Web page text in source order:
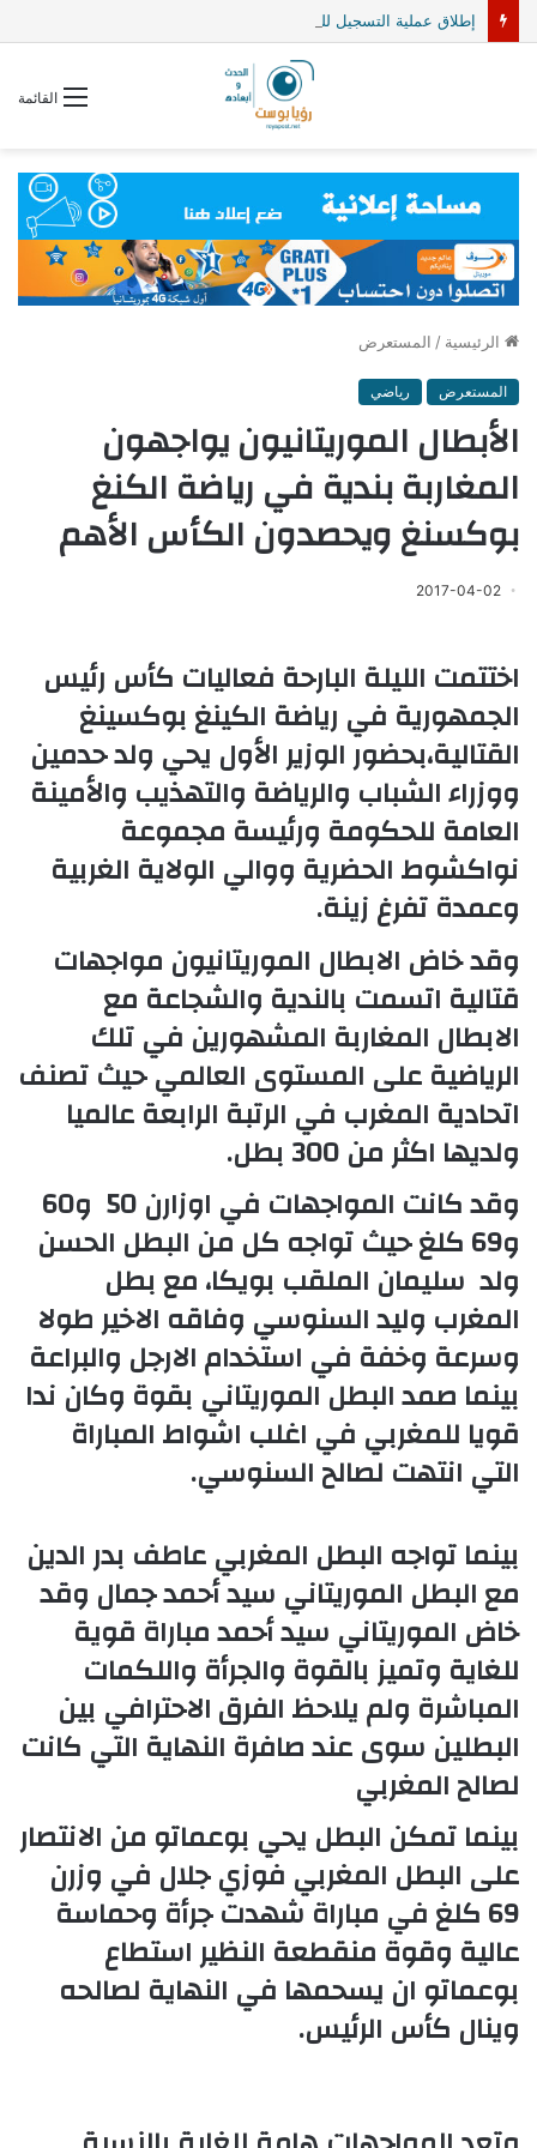
إطلاق عملية التسجيل للحج موسم 1448هـ/ 2027م
القائمة
الرئيسية / المستعرض
المستعرض رياضي
الأبطال الموريتانيون يواجهون
المغاربة بندية في رياضة الكنغ
بوكسنغ ويحصدون الكأس الأهم
2017-04-02
اختتمت الليلة البارحة فعاليات كأس رئيس
الجمهورية في رياضة الكينغ بوكسينغ
القتالية،بحضور الوزير الأول يحي ولد حدمين
ووزراء الشباب والرياضة والتهذيب والأمينة
العامة للحكومة ورئيسة مجموعة
نواكشوط الحضرية ووالي الولاية الغربية
وعمدة تفرغ زينة.
وقد خاض الابطال الموريتانيون مواجهات
قتالية اتسمت بالندية والشجاعة مع
الابطال المغاربة المشهورين في تلك
الرياضية على المستوى العالمي حيث تصنف
اتحادية المغرب في الرتبة الرابعة عالميا
ولديها اكثر من 300 بطل.
وقد كانت المواجهات في اوزارن 50 و60
و69 كلغ حيث تواجه كل من البطل الحسن
ولد سليمان الملقب بويكا، مع بطل
المغرب وليد السنوسي وفاقه الاخير طولا
وسرعة وخفة في استخدام الارجل والبراعة
بينما صمد البطل الموريتاني بقوة وكان ندا
قويا للمغربي في اغلب اشواط المباراة
التي انتهت لصالح السنوسي.
بينما تواجه البطل المغربي عاطف بدر الدين
مع البطل الموريتاني سيد أحمد جمال وقد
خاض الموريتاني سيد أحمد مباراة قوية
للغاية وتميز بالقوة والجرأة واللكمات
المباشرة ولم يلاحظ الفرق الاحترافي بين
البطلين سوى عند صافرة النهاية التي كانت
لصالح المغربي
بينما تمكن البطل يحي بوعماتو من الانتصار
على البطل المغربي فوزي جلال في وزرن
69 كلغ في مباراة شهدت جرأة وحماسة
عالية وقوة منقطعة النظير استطاع
بوعماتو ان يسحمها في النهاية لصالحه
وينال كأس الرئيس.